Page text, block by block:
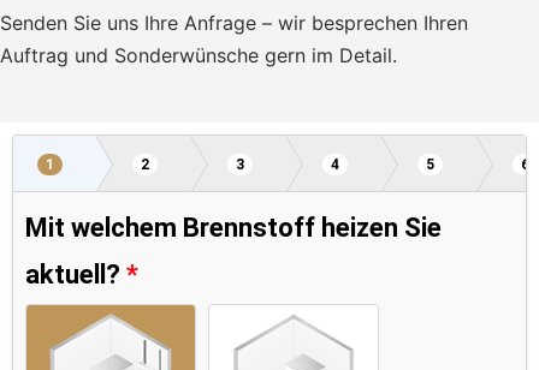
Senden Sie uns Ihre Anfrage – wir besprechen Ihren
Auftrag und Sonderwünsche gern im Detail.